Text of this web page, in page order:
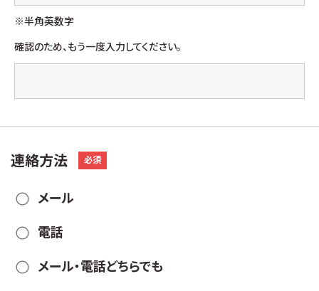
※半角英数字
確認のため、もう一度入力してください。
連絡方法 必須
メール
電話
メール・電話どちらでも